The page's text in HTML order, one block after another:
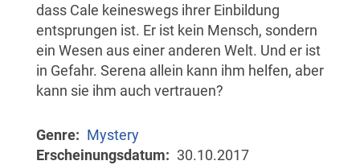
dass Cale keineswegs ihrer Einbildung
entsprungen ist. Er ist kein Mensch, sondern
ein Wesen aus einer anderen Welt. Und er ist
in Gefahr. Serena allein kann ihm helfen, aber
kann sie ihm auch vertrauen?
Genre
Mystery
Erscheinungsdatum
30.10.2017